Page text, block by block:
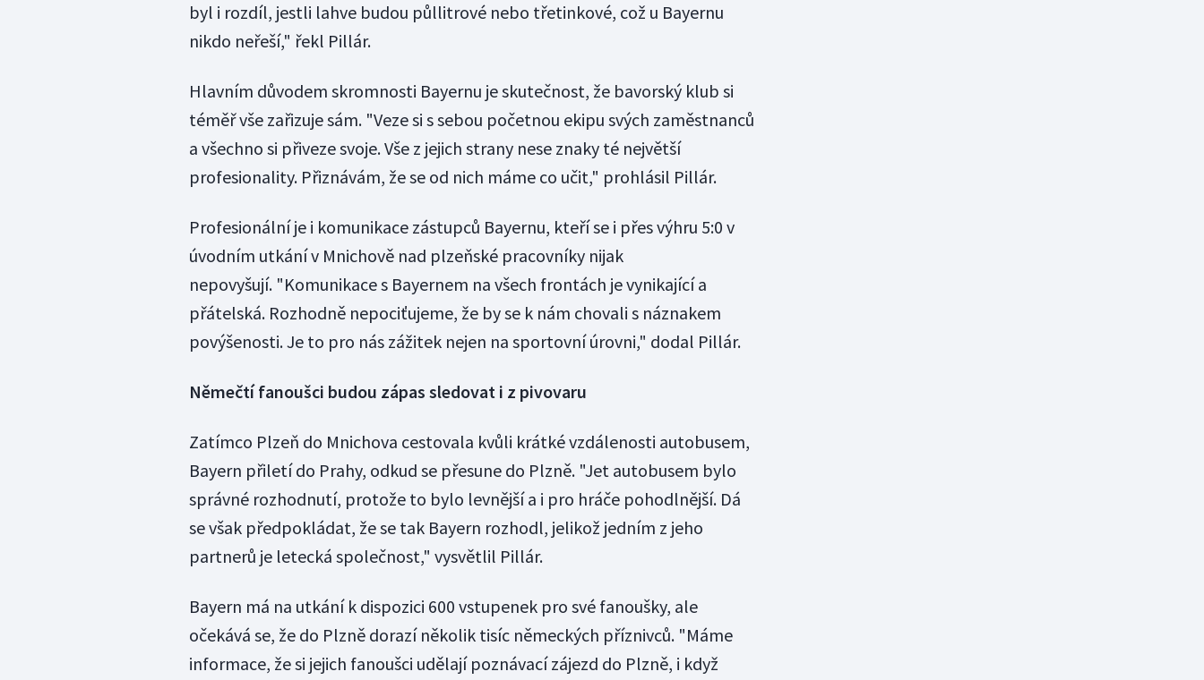
byl i rozdíl, jestli lahve budou půllitrové nebo třetinkové, což u Bayernu
nikdo neřeší," řekl Pillár.
Hlavním důvodem skromnosti Bayernu je skutečnost, že bavorský klub si
téměř vše zařizuje sám. "Veze si s sebou početnou ekipu svých zaměstnanců
a všechno si přiveze svoje. Vše z jejich strany nese znaky té největší
profesionality. Přiznávám, že se od nich máme co učit," prohlásil Pillár.
Profesionální je i komunikace zástupců Bayernu, kteří se i přes výhru 5:0 v
úvodním utkání v Mnichově nad plzeňské pracovníky nijak
nepovyšují. "Komunikace s Bayernem na všech frontách je vynikající a
přátelská. Rozhodně nepociťujeme, že by se k nám chovali s náznakem
povýšenosti. Je to pro nás zážitek nejen na sportovní úrovni," dodal Pillár.
Němečtí fanoušci budou zápas sledovat i z pivovaru
Zatímco Plzeň do Mnichova cestovala kvůli krátké vzdálenosti autobusem,
Bayern přiletí do Prahy, odkud se přesune do Plzně. "Jet autobusem bylo
správné rozhodnutí, protože to bylo levnější a i pro hráče pohodlnější. Dá
se však předpokládat, že se tak Bayern rozhodl, jelikož jedním z jeho
partnerů je letecká společnost," vysvětlil Pillár.
Bayern má na utkání k dispozici 600 vstupenek pro své fanoušky, ale
očekává se, že do Plzně dorazí několik tisíc německých příznivců. "Máme
informace, že si jejich fanoušci udělají poznávací zájezd do Plzně, i když